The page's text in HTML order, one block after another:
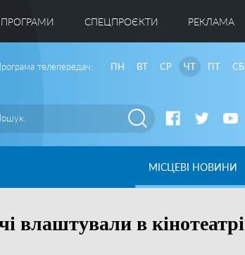
ПРОГРАМИ CПЕЦПРОЄКТИ РЕКЛАМА
телепередач: ПН ВТ СР ЧТ ПТ СБ
МІСЦЕВІ НОВИНИ
влаштували в кінотеатрі